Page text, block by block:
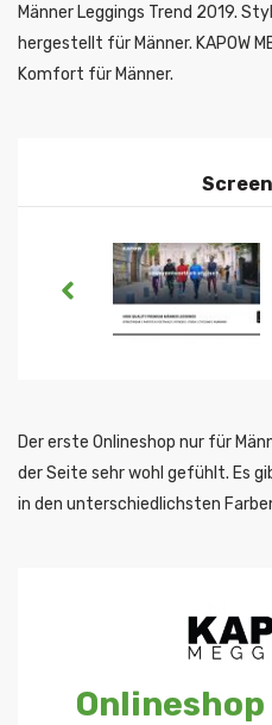
Männer Leggings Trend 2019.
hergestellt für Männer. KAPOW
Komfort für Männer.
Der erste Onlineshop nur für
der Seite sehr wohl gefühlt. Es
in den unterschiedlichsten
Onlineshop